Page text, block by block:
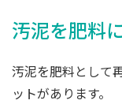
汚泥を肥料
汚泥を肥料として
ットがあります。